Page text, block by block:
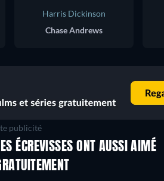
Harris Dickinson
Chase Andrews
publicité
ÉCREVISSES ONT AUSSI AIMÉ